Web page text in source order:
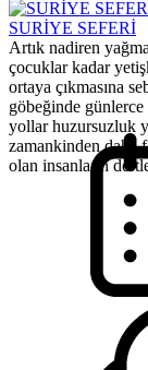
SURİYE SEFERİ
Artık nadiren
çocuklar kadar
ortaya çıkmasına
göbeğinde
yollar huzursuzluk
zamankinden daha
olan insanların